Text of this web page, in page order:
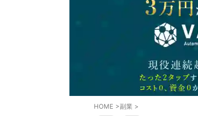
HOME >副業 >